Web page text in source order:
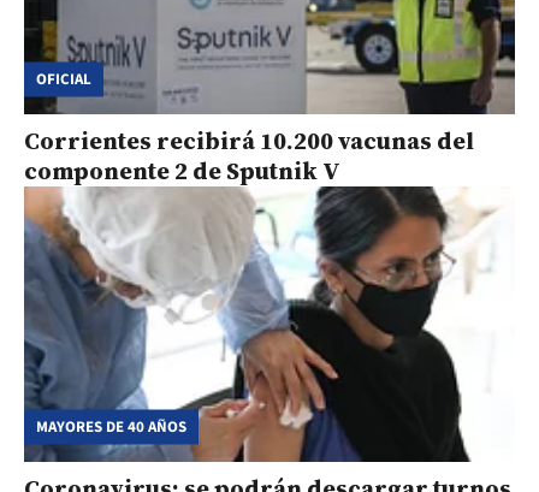
OFICIAL
Corrientes recibirá 10.200 vacunas del
componente 2 de Sputnik V
MAYORES DE 40 AÑOS